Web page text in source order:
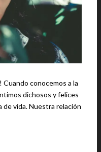
dichosos y felices
relación